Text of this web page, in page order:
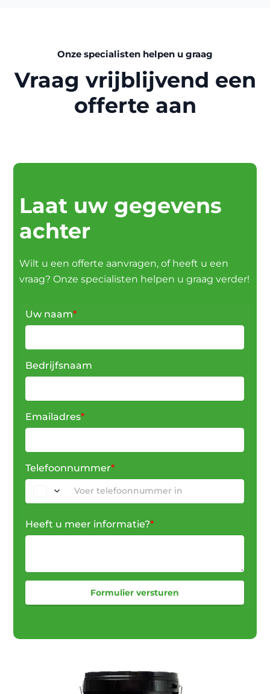
Onze specialisten helpen u graag
Vraag vrijblijvend een
offerte aan
Laat uw gegevens
achter
Wilt u een offerte aanvragen, of heeft u een
vraag? Onze specialisten helpen u graag verder!
Uw naam*
Bedrijfsnaam
Emailadres*
Telefoonnummer*
Heeft u meer informatie?*
Formulier versturen